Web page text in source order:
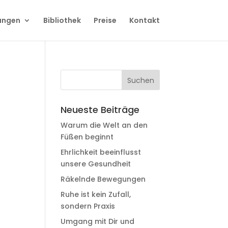
Bibliothek Preise Kontakt
Neueste Beiträge
Warum die Welt an den
Füßen beginnt
Ehrlichkeit beeinflusst
unsere Gesundheit
Räkelnde Bewegungen
Ruhe ist kein Zufall,
sondern Praxis
Umgang mit Dir und